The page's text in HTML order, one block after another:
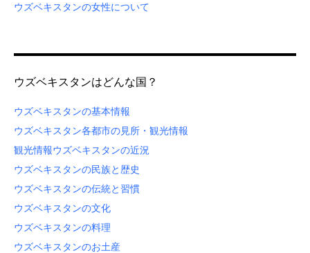
ウズベキスタンの女性について
ウズベキスタンはどんな国？
ウズベキスタンの基本情報
ウズベキスタン各都市の見所・観光情報
観光情報ウズベキスタンの近況
ウズベキスタンの民族と歴史
ウズベキスタンの伝統と習慣
ウズベキスタンの文化
ウズベキスタンの料理
ウズベキスタンのお土産